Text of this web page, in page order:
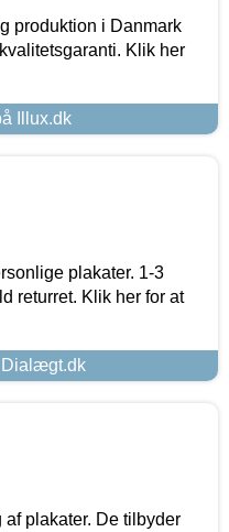
produktion i Danmark
Klik her
Illux.dk
plakater. 1-3
returret. Klik her for at
Dialægt.dk
af plakater. De tilbyder